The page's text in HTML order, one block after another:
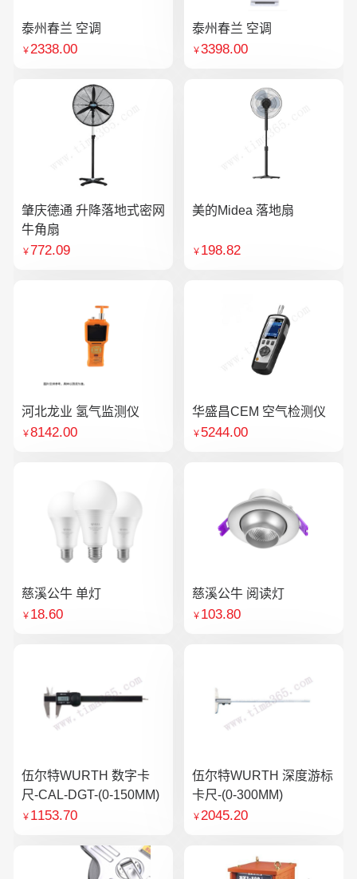
泰州春兰 空调
￥2338.00
泰州春兰 空调
￥3398.00
肇庆德通 升降落地式密网
牛角扇
￥772.09
美的Midea 落地扇
￥ 198.82
河北龙业 氢气监测仪
￥8142.00
华盛昌CEM 空气检测仪
￥ 5244.00
慈溪公牛 单灯
￥ 18.60
慈溪公牛 阅读灯
￥ 103.80
伍尔特WURTH 数字卡
尺-CAL-DGT-(0-150MM)
￥ 1153.70
伍尔特WURTH 深度游标
卡尺-(0-300MM)
￥2045.20